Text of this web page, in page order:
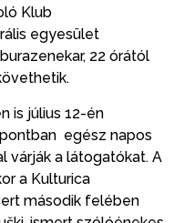
Klub
egyesület
22 órától
is július 12-én
egész napos
várják a látogatókat. A
a Kulturica
második felében